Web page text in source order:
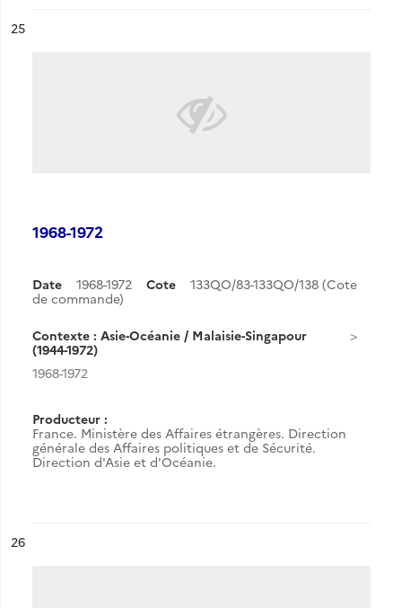
n°
25
1968-1972
Date 1968-1972 Cote
133QO/83-133QO/138 (Cote
de commande)
Contexte : Asie-Océanie / Malaisie-Singapour
(1944-1972)
1968-1972
Producteur :
France. Ministère des Affaires étrangères. Direction
générale des Affaires politiques et de Sécurité.
Direction d'Asie et d'Océanie.
n°
26